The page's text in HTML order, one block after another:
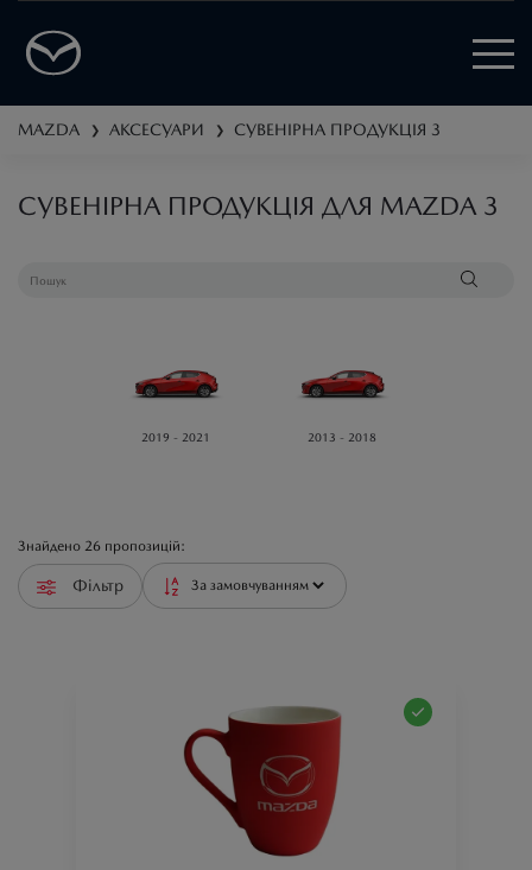
MAZDA ❯ АКСЕСУАРИ ❯ СУВЕНІРНА ПРОДУКЦІЯ 3
СУВЕНІРНА ПРОДУКЦІЯ ДЛЯ MAZDA 3
2019 - 2021 2013 - 2018
Знайдено 26 пропозицій:
Фільтр